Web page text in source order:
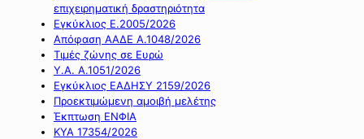
επιχειρηματική δραστηριότητα
Εγκύκλιος Ε.2005/2026
Απόφαση ΑΑΔΕ Α.1048/2026
Τιμές ζώνης σε Ευρώ
Υ.Α. Α.1051/2026
Εγκύκλιος ΕΑΔΗΣΥ 2159/2026
Προεκτιμώμενη αμοιβή μελέτης
Έκπτωση ΕΝΦΙΑ
ΚΥΑ 17354/2026